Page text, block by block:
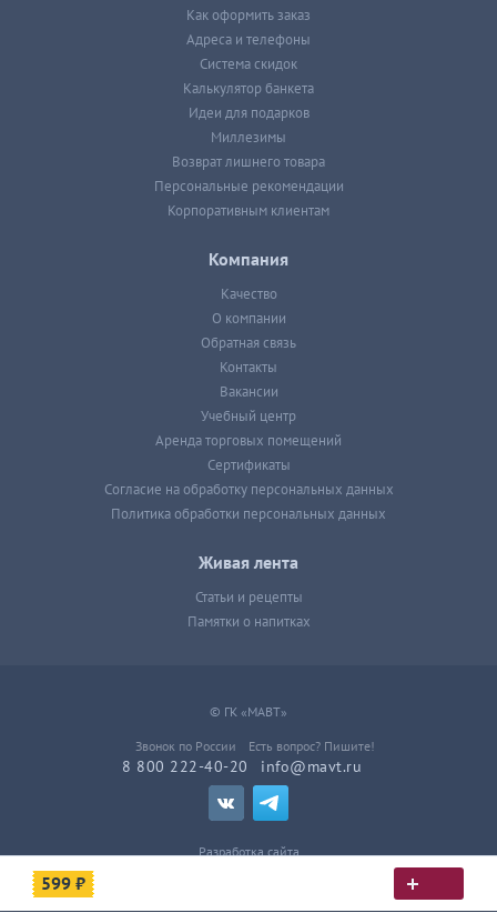
599 ₽
Как оформить заказ
Адреса и телефоны
Система скидок
Калькулятор банкета
Идеи для подарков
Миллезимы
Возврат лишнего товара
Персональные рекомендации
Корпоративным клиентам
Компания
Качество
О компании
Обратная связь
Контакты
Вакансии
Учебный центр
Аренда торговых помещений
Сертификаты
Согласие на обработку персональных данных
Политика обработки персональных данных
Живая лента
Статьи и рецепты
Памятки о напитках
© ГК «МАВТ»
Звонок по России
8 800 222-40-20
Есть вопрос? Пишите!
info@mavt.ru
Разработка сайта